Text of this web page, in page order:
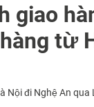
giao
từ
Nội đi Nghệ An qua